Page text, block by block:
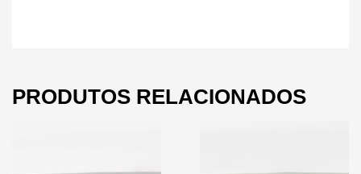
PRODUTOS RELACIONADOS